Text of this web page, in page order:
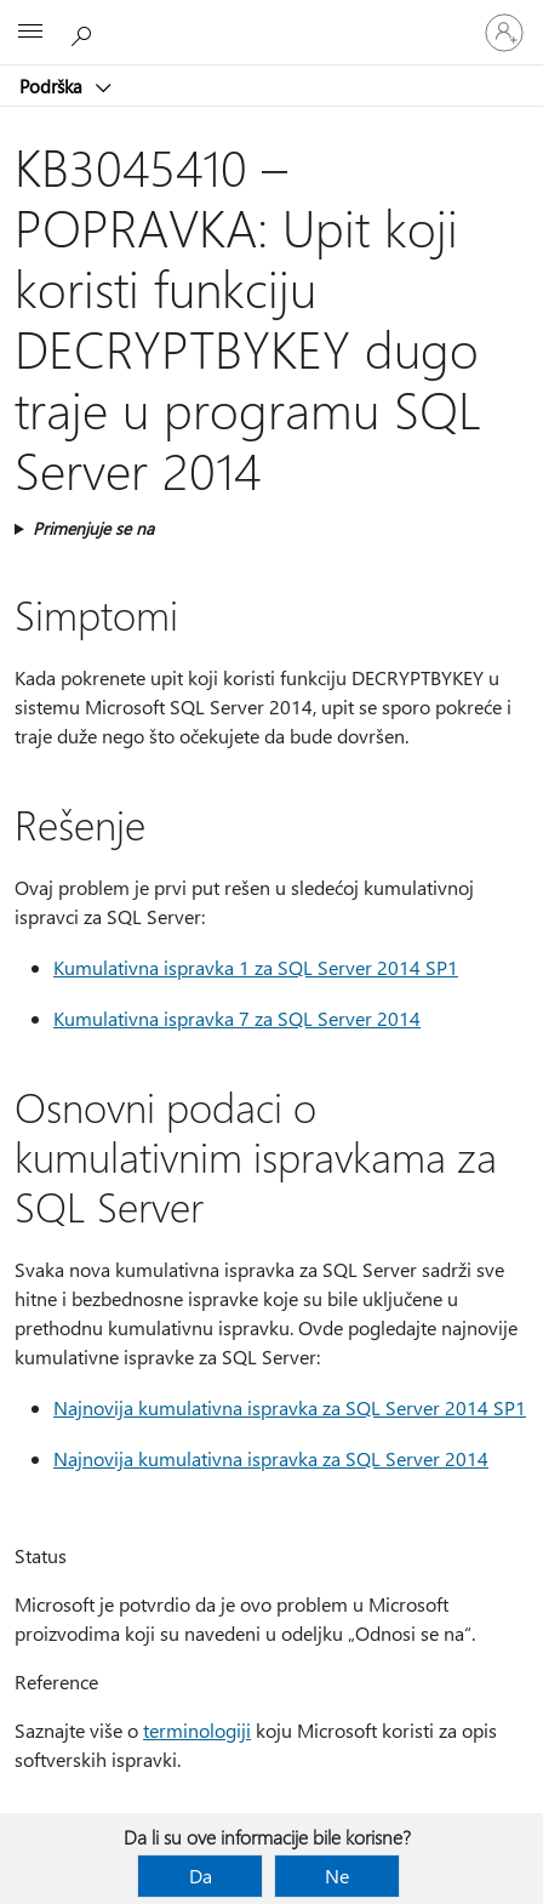
Podrška
Prijavite
se
na
KB3045410 –
POPRAVKA: Upit koji
koristi funkciju
DECRYPTBYKEY dugo
traje u programu SQL
Server 2014
Primenjuje se na
Simptomi
Kada pokrenete upit koji koristi funkciju DECRYPTBYKEY u
sistemu Microsoft SQL Server 2014, upit se sporo pokreće i
traje duže nego što očekujete da bude dovršen.
Rešenje
Ovaj problem je prvi put rešen u sledećoj kumulativnoj
ispravci za SQL Server:
Kumulativna ispravka 1 za SQL Server 2014 SP1
Kumulativna ispravka 7 za SQL Server 2014
Osnovni podaci o
kumulativnim ispravkama za
SQL Server
Svaka nova kumulativna ispravka za SQL Server sadrži sve
hitne i bezbednosne ispravke koje su bile uključene u
prethodnu kumulativnu ispravku. Ovde pogledajte najnovije
kumulativne ispravke za SQL Server:
Najnovija kumulativna ispravka za SQL Server 2014 SP1
Najnovija kumulativna ispravka za SQL Server 2014
Status
Microsoft je potvrdio da je ovo problem u Microsoft
proizvodima koji su navedeni u odeljku „Odnosi se na“.
Reference
Saznajte više oterminologiji koju Microsoft koristi za opis
softverskih ispravki.
Da li su ove informacije bile korisne?
Da
Ne